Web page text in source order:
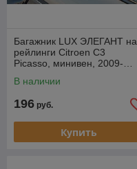
Багажник LUX ЭЛЕГАНТ на
рейлинги Citroen C3
Picasso, минивен, 2009-…
В наличии
196 руб.
Купить